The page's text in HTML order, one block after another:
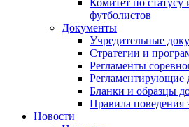
Комитет по статусу
футболистов
Документы
Учредительные
Стратегии и
Регламенты
Регламентирующие
Бланки и образцы
Правила поведения
Новости